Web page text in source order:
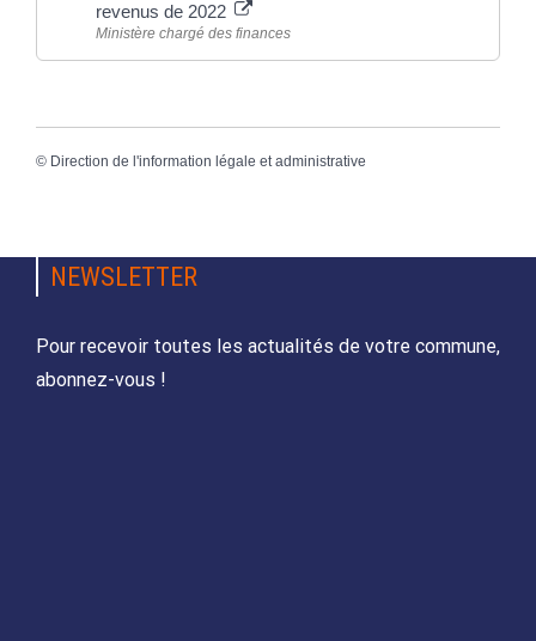
revenus de 2022
Ministère chargé des finances
© Direction de l'information légale et administrative
NEWSLETTER
Pour recevoir toutes les actualités de votre commune,
abonnez-vous !